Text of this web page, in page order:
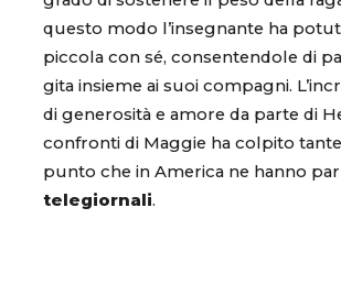
questo modo l’insegnante ha
piccola con sé, consentendole di
gita insieme ai suoi compagni.
di generosità e amore da parte di
confronti di Maggie ha colpito
punto che in America ne hanno
telegiornali.